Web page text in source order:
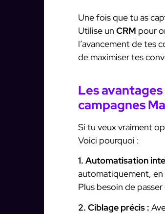
Une fois que tu as
Utilise un CRM pour
l’avancement de tes
de maximiser tes
Les
campagnes
Si tu veux vraiment
Voici pourquoi :
1. Automatisation
automatiquement,
Plus besoin de
2. Ciblage précis :